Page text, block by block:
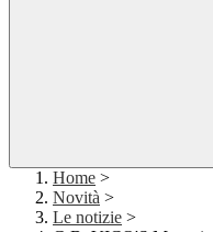
Home >
Novità >
Le notizie >